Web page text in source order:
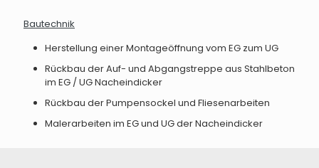
Bautechnik
Herstellung einer Montageöffnung vom EG zum UG
Rückbau der Auf- und Abgangstreppe aus Stahlbeton
im EG / UG Nacheindicker
Rückbau der Pumpensockel und Fliesenarbeiten
Malerarbeiten im EG und UG der Nacheindicker